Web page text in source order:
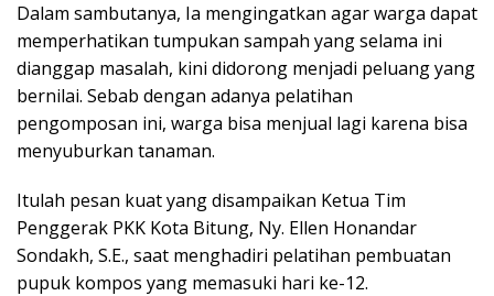
Dalam sambutanya, Ia mengingatkan agar warga dapat
memperhatikan tumpukan sampah yang selama ini
dianggap masalah, kini didorong menjadi peluang yang
bernilai. Sebab dengan adanya pelatihan
pengomposan ini, warga bisa menjual lagi karena bisa
menyuburkan tanaman.
Itulah pesan kuat yang disampaikan Ketua Tim
Penggerak PKK Kota Bitung, Ny. Ellen Honandar
Sondakh, S.E., saat menghadiri pelatihan pembuatan
pupuk kompos yang memasuki hari ke-12.